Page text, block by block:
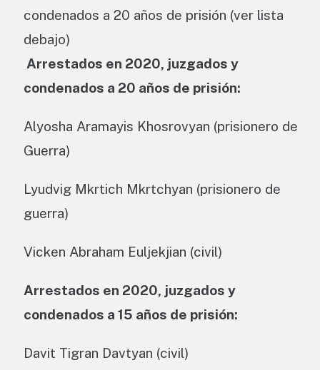
condenados a 20 años de prisión (ver lista
debajo)
Arrestados en 2020, juzgados y
condenados a 20 años de prisión:
Alyosha Aramayis Khosrovyan (prisionero de
Guerra)
Lyudvig Mkrtich Mkrtchyan (prisionero de
guerra)
Vicken Abraham Euljekjian (civil)
Arrestados en 2020, juzgados y
condenados a 15 años de prisión:
Davit Tigran Davtyan (civil)